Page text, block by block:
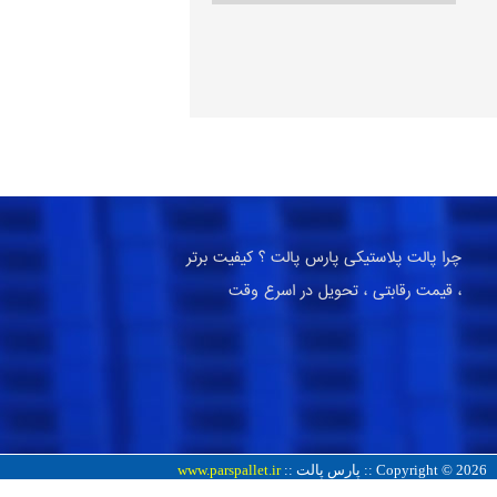
چرا پالت پلاستیکی پارس پالت ؟ کیفیت برتر
، قیمت رقابتی ، تحویل در اسرع وقت
Copyright © 2026 :: پارس پالت :: www.parspallet.ir